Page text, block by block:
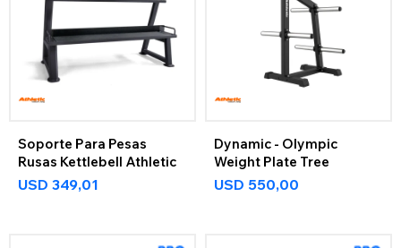
Soporte Para Pesas
Rusas Kettlebell Athletic
USD 349,01
Dynamic - Olympic
Weight Plate Tree
USD 550,00